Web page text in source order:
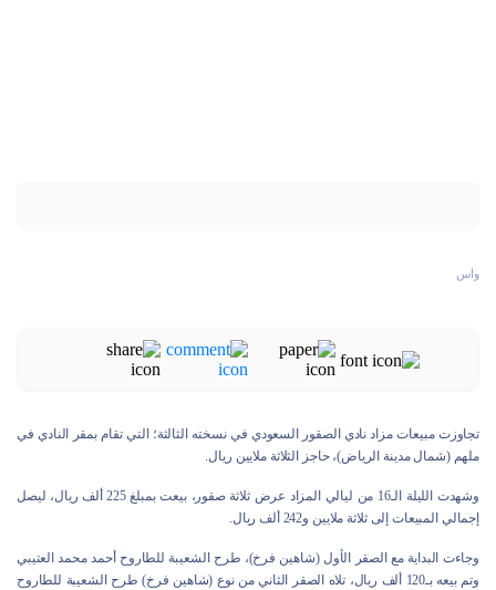
واس
تجاوزت مبيعات مزاد نادي الصقور السعودي في نسخته الثالثة؛ التي تقام بمقر النادي في
ملهم (شمال مدينة الرياض)، حاجز الثلاثة ملايين ريال.
وشهدت الليلة الـ16 من ليالي المزاد عرض ثلاثة صقور، بيعت بمبلغ 225 ألف ريال، ليصل
إجمالي المبيعات إلى ثلاثة ملايين و242 ألف ريال.
وجاءت البداية مع الصقر الأول (شاهين فرخ)، طرح الشعيبة للطاروح أحمد محمد العتيبي
وتم بيعه بـ120 ألف ريال، تلاه الصقر الثاني من نوع (شاهين فرخ) طرح الشعيبة للطاروح